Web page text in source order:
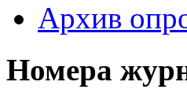
Архив
Номера